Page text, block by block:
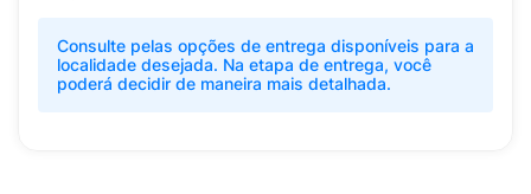
Consulte pelas opções de entrega disponíveis para a
localidade desejada. Na etapa de entrega, você
poderá decidir de maneira mais detalhada.